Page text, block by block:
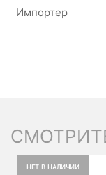
Импортер
НЕТ В НАЛИЧИИ